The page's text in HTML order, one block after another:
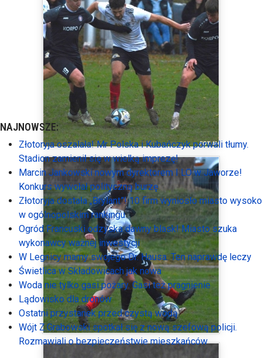
NAJNOWSZE:
Złotoryja oszalała! Mr Polska i Kubańczyk porwali tłumy.
Stadion zamienił się w wielką imprezę!
Marcin Jankowski nowym dyrektorem I LO w Jaworze!
Konkurs wywołał polityczną burzę
Złotoryja dostała „Brylant”! 10 firm wyniosło miasto wysoko
w ogólnopolskim rankingu
Ogród Francuski odzyska dawny blask! Miasto szuka
wykonawcy ważnej inwestycji
W Legnicy mamy swojego Dr. Hausa. Ten naprawdę leczy
Świetlica w Składowicach jak nowa
Woda nie tylko gasi pożary. Gasi też pragnienie
Lądowisko dla dronów
Ostatni przystanek przed czystą wodą
Wójt Z.Grabowski spotkał się z nową szefową policji.
Rozmawiali o bezpieczeństwie mieszkańców